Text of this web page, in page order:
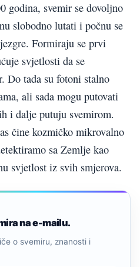
godina, svemir se dovoljno
slobodno lutati i počnu se
Formiraju se prvi
svjetlosti da se
Do tada su fotoni stalno
ali sada mogu putovati
i dalje putuju svemirom.
čine kozmičko mikrovalno
sa Zemlje kao
svjetlost iz svih smjerova.
na e-mailu.
o svemiru, znanosti i